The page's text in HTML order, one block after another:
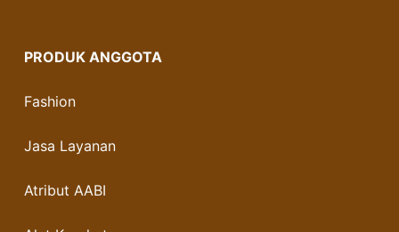
PRODUK ANGGOTA
Fashion
Jasa Layanan
Atribut AABI